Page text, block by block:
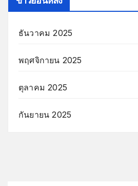
ธันวาคม 2025
พฤศจิกายน 2025
ตุลาคม 2025
กันยายน 2025